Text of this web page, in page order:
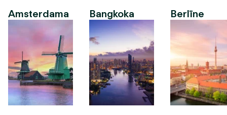
Amsterdama
Bangkoka Berlīne